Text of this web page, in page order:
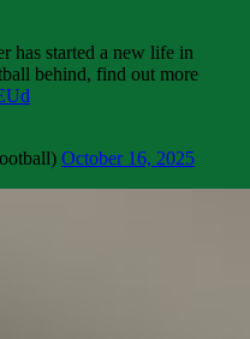
has started a new life in
behind, find out more
October 16, 2025